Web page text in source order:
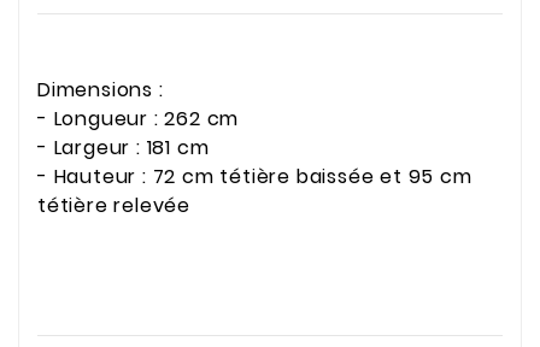
Dimensions :
- Longueur : 262 cm
- Largeur : 181 cm
- Hauteur : 72 cm tétière baissée et 95 cm
tétière relevée